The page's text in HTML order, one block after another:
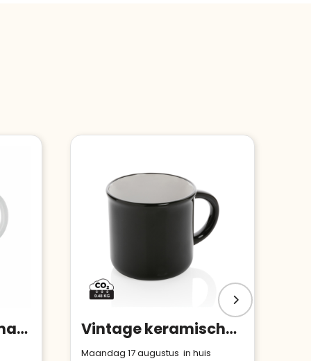
SUBCORK - Sublimatie mok met kurk detail Vintage keramische mok 280 ml
Maandag 17 augustus in huis